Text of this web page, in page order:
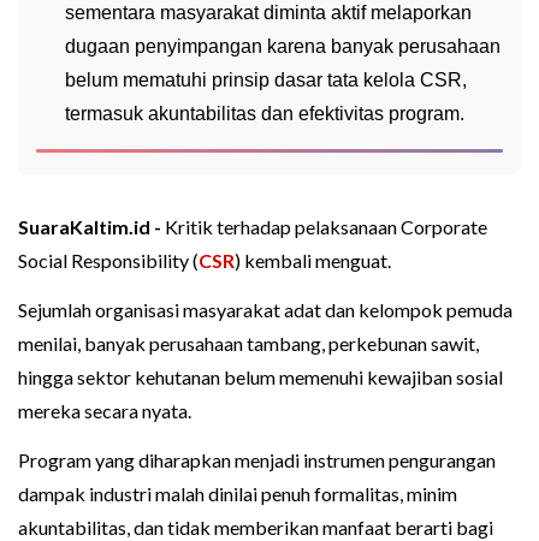
sementara masyarakat diminta aktif melaporkan
dugaan penyimpangan karena banyak perusahaan
belum mematuhi prinsip dasar tata kelola CSR,
termasuk akuntabilitas dan efektivitas program.
SuaraKaltim.id - Kritik terhadap pelaksanaan Corporate
Social Responsibility (CSR) kembali menguat.
Sejumlah organisasi masyarakat adat dan kelompok pemuda
menilai, banyak perusahaan tambang, perkebunan sawit,
hingga sektor kehutanan belum memenuhi kewajiban sosial
mereka secara nyata.
Program yang diharapkan menjadi instrumen pengurangan
dampak industri malah dinilai penuh formalitas, minim
akuntabilitas, dan tidak memberikan manfaat berarti bagi